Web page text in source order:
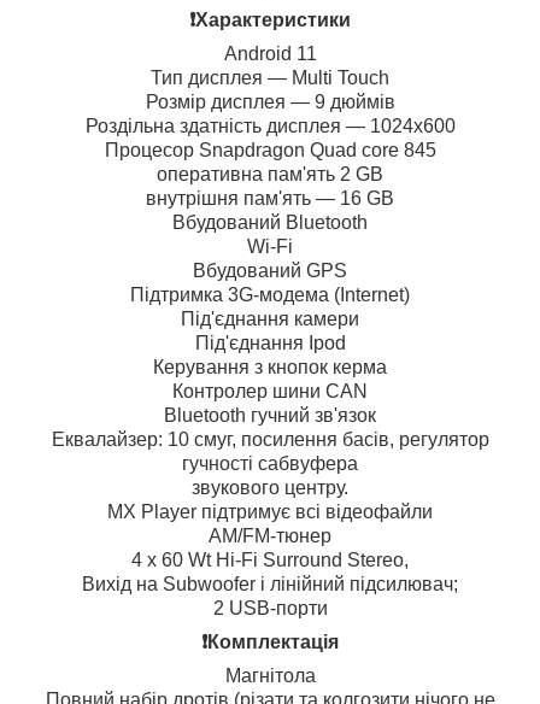
❗️Характеристики
Android 11
Тип дисплея — Multi Touch
Розмір дисплея — 9 дюймів
Роздільна здатність дисплея — 1024х600
Процесор Snapdragon Quad core 845
оперативна пам'ять 2 GB
внутрішня пам'ять — 16 GB
Вбудований Bluetooth
Wi-Fi
Вбудований GPS
Підтримка 3G-модема (Internet)
Під'єднання камери
Під'єднання Ipod
Керування з кнопок керма
Контролер шини CAN
Bluetooth гучний зв'язок
Еквалайзер: 10 смуг, посилення басів, регулятор
гучності сабвуфера
звукового центру.
MX Player підтримує всі відеофайли
AM/FM-тюнер
4 х 60 Wt Hi-Fi Surround Stereo,
Вихід на Subwoofer і лінійний підсилювач;
2 USB-порти
❗️Комплектація
Магнітола
Повний набір дротів (різати та колгозити нічого не